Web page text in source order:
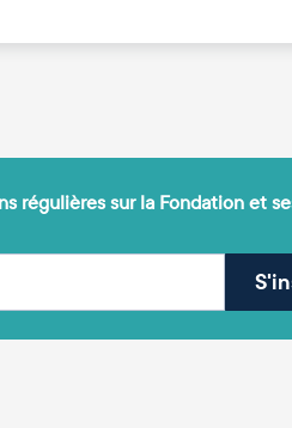
régulières sur la Fondation et